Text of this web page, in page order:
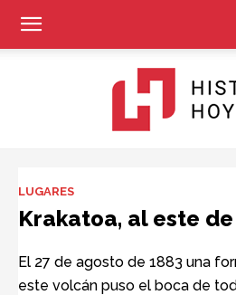
Hoy
LUGARES
Krakatoa, al este de
El 27 de agosto de 1883 una
este volcán puso el boca de